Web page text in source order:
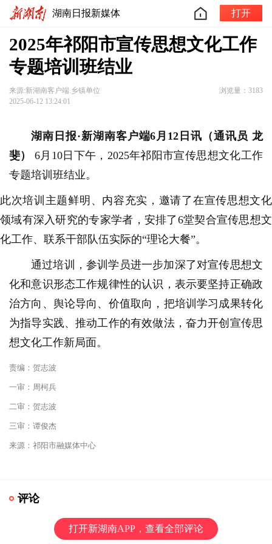
湖南日报新媒体 打开
2025年祁阳市宣传思想文化工作
专题培训班结业
来源:新湖南客户端.乡镇单位
浏览量：3183
2025-06-12 13:24:01
湖南日报·新湖南客户端6月12日讯（通讯员 龙
斐）
6月10日下午，2025年祁阳市宣传思想文化工作
专题培训班结业。
此次培训主题鲜明、内容充实，邀请了在宣传思想文化
领域有深入研究的专家学者，安排了6堂契合宣传思想文
化工作、联系干部队伍实际的“理论大餐”。
通过培训，参训学员进一步加深了对宣传思想文
化和意识形态工作规律性的认识，表示要坚持正确政
治方向、舆论导向、价值取向，把培训学习成果转化
为指导实践、推动工作的有效做法，奋力开创宣传思
想文化工作新局面。
责编：贺志波
一审：周柯兵
二审：贺志波
三审：谭俊杰
来源：祁阳市融媒体中心
评论
打开新湖南APP，查看全部评论